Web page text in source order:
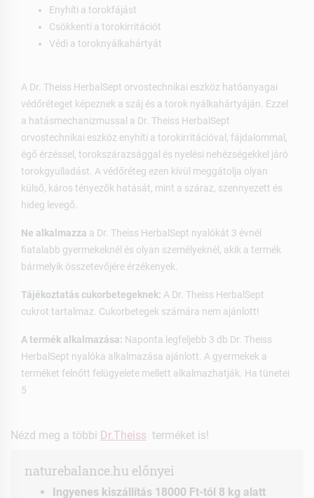
Enyhíti a torokfájást
Csökkenti a torokirritációt
Védi a toroknyálkahártyát
A Dr. Theiss HerbalSept orvostechnikai eszköz hatóanyagai
védőréteget képeznek a száj és a torok nyálkahártyáján. Ezzel
a hatásmechanizmussal a Dr. Theiss HerbalSept
orvostechnikai eszköz enyhíti a torokirritációval, fájdalommal,
égő érzéssel, torokszárazsággal és nyelési nehézségekkel járó
torokgyulladást. A védőréteg ezen kívül meggátolja olyan
külső, káros tényezők hatását, mint a száraz, szennyezett és
hideg levegő.
Ne alkalmazza a Dr. Theiss HerbalSept nyalókát 3 évnél
fiatalabb gyermekeknél és olyan személyeknél, akik a termék
bármelyik összetevőjére érzékenyek.
Tájékoztatás cukorbetegeknek: A Dr. Theiss HerbalSept
cukrot tartalmaz. Cukorbetegek számára nem ajánlott!
A termék alkalmazása: Naponta legfeljebb 3 db Dr. Theiss
HerbalSept nyalóka alkalmazása ajánlott. A gyermekek a
terméket felnőtt felügyelete mellett alkalmazhatják. Ha tünetei
5
Nézd meg a többi Dr.Theiss terméket is!
naturebalance.hu előnyei
Ingyenes kiszállítás 18000 Ft-tól 8 kg alatt